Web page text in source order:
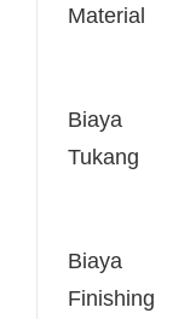
Material
Biaya
Tukang
Biaya
Finishing